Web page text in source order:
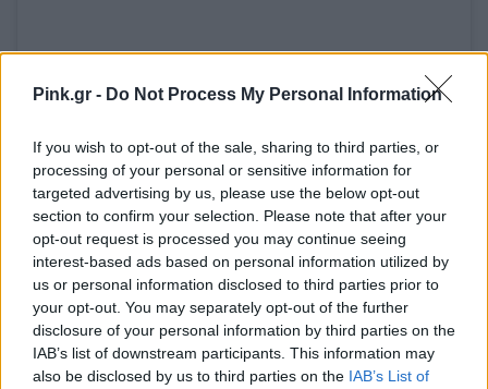
Pink.gr - Do Not Process My Personal Information
If you wish to opt-out of the sale, sharing to third parties, or
processing of your personal or sensitive information for
targeted advertising by us, please use the below opt-out
section to confirm your selection. Please note that after your
opt-out request is processed you may continue seeing
interest-based ads based on personal information utilized by
us or personal information disclosed to third parties prior to
your opt-out. You may separately opt-out of the further
disclosure of your personal information by third parties on the
IAB’s list of downstream participants. This information may
also be disclosed by us to third parties on the IAB’s List of
🧀🥬🍖🥦🍋 @fransummers @moschino
#GAMESHOWREALNESS
Η δημοσίευση κοινοποιήθηκε από το χρήστηJeremy Scott